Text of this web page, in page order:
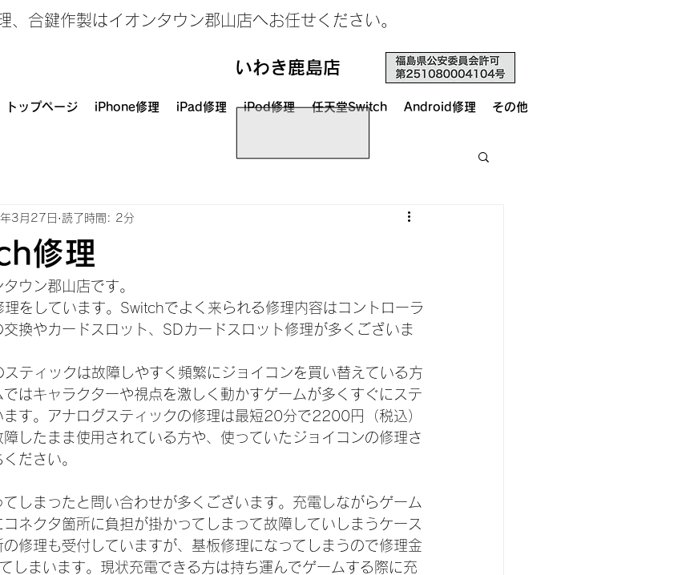
修理
3月27日 読了時間: 2分
ウン郡山店です。
をしています。Switchでよく来られる修理内容はコントローラ
換やカードスロット、SDカードスロット修理が多くございま
ティックは故障しやすく頻繁にジョイコンを買い替えている方
はキャラクターや視点を激しく動かすゲームが多くすぐにステ
す。アナログスティックの修理は最短20分で2200円（税込）
したまま使用されている方や、使っていたジョイコンの修理さ
ださい。
しまったと問い合わせが多くございます。充電しながらゲーム
ネクタ箇所に負担が掛かってしまって故障していしまうケース
修理も受付していますが、基板修理になってしまうので修理金
しまいます。現状充電できる方は持ち運んでゲームする際に充
合鍵作製はイオンタウン郡山店へお任せください。
トップページ iPhone修理 iPad修理 iPod修理 任天堂Switch Android修理 その他
いわき鹿島店